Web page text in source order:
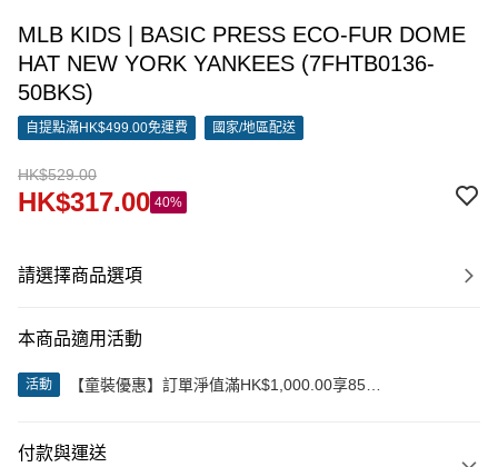
MLB KIDS | BASIC PRESS ECO-FUR DOME
HAT NEW YORK YANKEES (7FHTB0136-
50BKS)
自提點滿HK$499.00免運費 國家/地區配送
HK$529.00
HK$317.00 40%
請選擇商品選項
本商品適用活動
活動
【童裝優惠】訂單淨值滿HK$1,000.00享85
付款與運送